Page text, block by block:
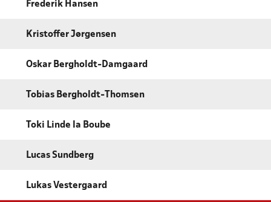
Frederik Hansen
Kristoffer Jørgensen
Oskar Bergholdt-Damgaard
Tobias Bergholdt-Thomsen
Toki Linde la Boube
Lucas Sundberg
Lukas Vestergaard